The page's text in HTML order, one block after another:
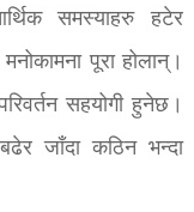
समस्याहरु हटेर
पूरा होलान्।
सहयोगी हुनेछ।
जाँदा कठिन भन्दा